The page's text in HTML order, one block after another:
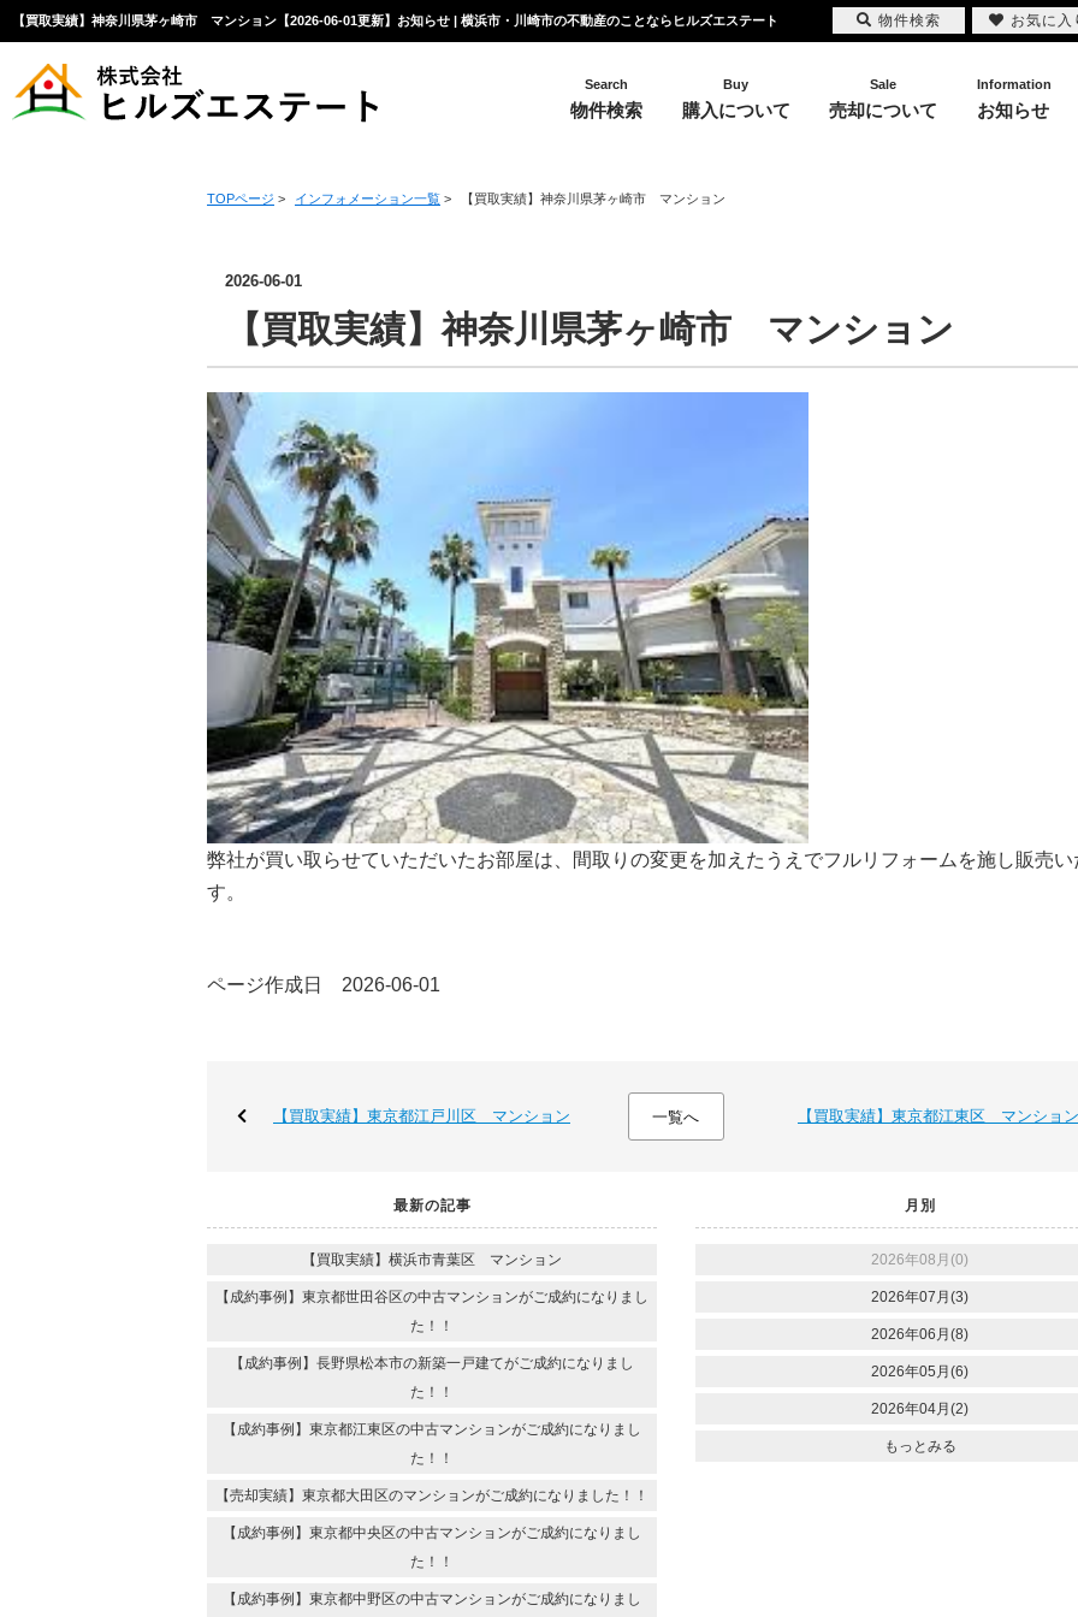
【買取実績】神奈川県茅ヶ崎市 マンション【2026-06-01更新】お知らせ | 横浜市・川崎市の不動産のことならヒルズエステート
Search
物件検索
Buy
購入について
Sale
売却について
Information
お知らせ
TOPページ > インフォメーション一覧 > 【買取実績】神奈川県茅ヶ崎市 マンション
2026-06-01
【買取実績】神奈川県茅ヶ崎市 マンション
弊社が買い取らせていただいたお部屋は、間取りの変更を加えたうえでフルリフォームを施し販売い
す。
ページ作成日 2026-06-01
【買取実績】東京都江戸川区 マンション 一覧へ 【買取実績】東京都江東区 マンション
最新の記事
【買取実績】横浜市青葉区 マンション
【成約事例】東京都世田谷区の中古マンションがご成約になりまし
た！！
【成約事例】長野県松本市の新築一戸建てがご成約になりまし
た！！
【成約事例】東京都江東区の中古マンションがご成約になりまし
た！！
【売却実績】東京都大田区のマンションがご成約になりました！！
【成約事例】東京都中央区の中古マンションがご成約になりまし
た！！
【成約事例】東京都中野区の中古マンションがご成約になりまし
月別
2026年08月(0)
2026年07月(3)
2026年06月(8)
2026年05月(6)
2026年04月(2)
もっとみる
物件検索 お気に入